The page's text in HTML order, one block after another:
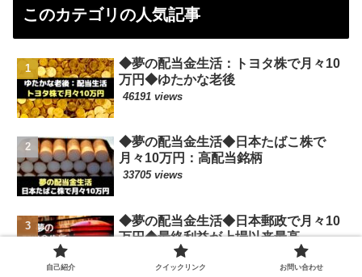
このカテゴリの人気記事
◆夢の配当金生活：トヨタ株で月々10
万円◆ゆたかな老後
46191 views
◆夢の配当金生活◆日本たばこ株で
月々10万円：高配当銘柄
33705 views
◆夢の配当金生活◆日本郵政で月々10
万円◆最終利益が上場以来最高
28530 views
自己紹介 クイックリンク お問い合わせ